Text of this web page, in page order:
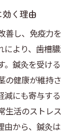
く理由
善し、免疫力
により、歯槽
。鍼灸を受け
の健康が維持
減にも寄与す
生活のストレ
由から、鍼灸